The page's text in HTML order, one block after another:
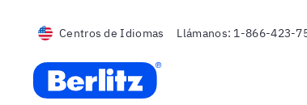
Centros de Idiomas Llámanos: 1-866-423-
Berlitz USA